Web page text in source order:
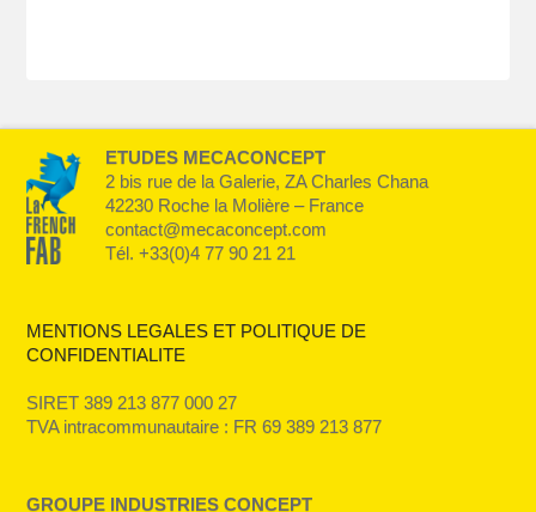
ETUDES MECACONCEPT
2 bis rue de la Galerie, ZA Charles Chana
42230 Roche la Molière – France
contact@mecaconcept.com
Tél. +33(0)4 77 90 21 21
MENTIONS LEGALES ET POLITIQUE DE
CONFIDENTIALITE
SIRET 389 213 877 000 27
TVA intracommunautaire : FR 69 389 213 877
GROUPE INDUSTRIES CONCEPT